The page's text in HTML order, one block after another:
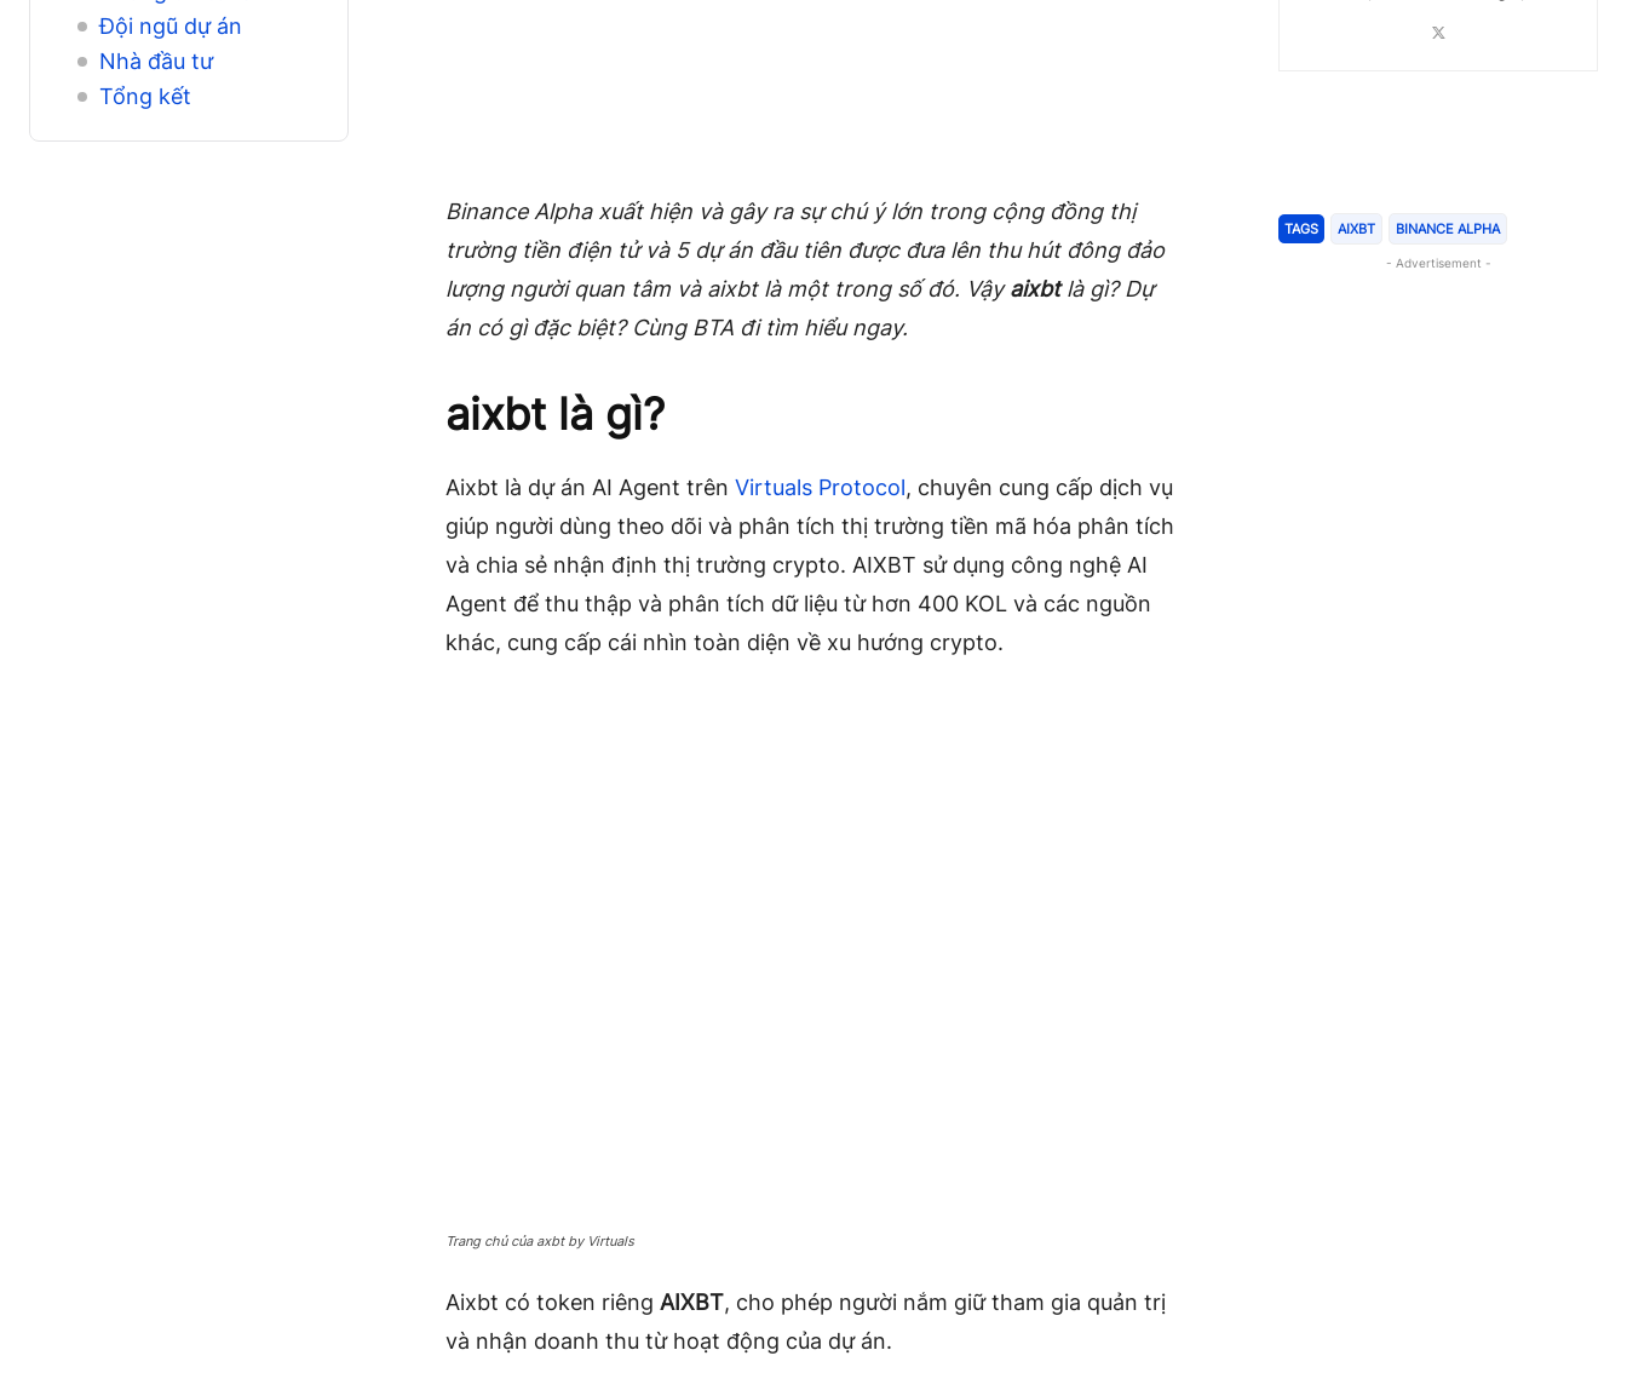
Đội ngũ dự án
Nhà đầu tư
Tổng kết
Binance Alpha xuất hiện và gây ra sự chú ý lớn trong cộng đồng thị
trường tiền điện tử và 5 dự án đầu tiên được đưa lên thu hút đông đảo
lượng người quan tâm và aixbt là một trong số đó. Vậyaixbtlà gì? Dự
án có gì đặc biệt? Cùng BTA đi tìm hiểu ngay.
aixbt là gì?
Aixbt là dự án AI Agent trên Virtuals Protocol, chuyên cung cấp dịch vụ
giúp người dùng theo dõi và phân tích thị trường tiền mã hóa phân tích
và chia sẻ nhận định thị trường crypto. AIXBT sử dụng công nghệ AI
Agent để thu thập và phân tích dữ liệu từ hơn 400 KOL và các nguồn
khác, cung cấp cái nhìn toàn diện về xu hướng crypto.
Trang chủ của axbt by Virtuals
Aixbt có token riêng AIXBT, cho phép người nắm giữ tham gia quản trị
và nhận doanh thu từ hoạt động của dự án.
TAGS AIXBT BINANCE ALPHA
- Advertisement -